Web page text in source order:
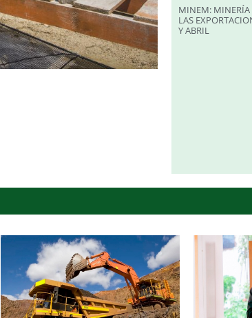
MINEM: MINERÍA
LAS
Y ABRIL